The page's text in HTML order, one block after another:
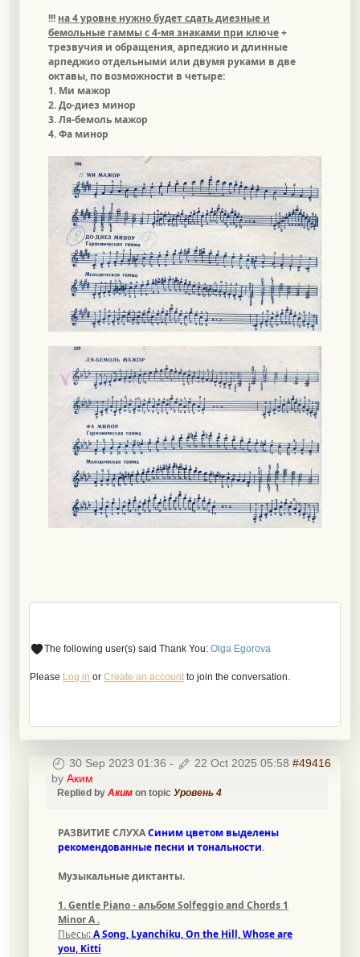
!!! на 4 уровне нужно будет сдать диезные и
бемольные гаммы с 4-мя знаками при ключе+
трезвучия и обращения, арпеджио и длинные
арпеджио отдельными или двумя руками в две
октавы, по возможности в четыре:
1. Ми мажор
2. До-диез минор
3. Ля-бемоль мажор
4. Фа минор
The following user(s) said Thank You: Olga Egorova
Please Log in or Create an accountto join the conversation.
30 Sep 2023 01:36 - 22 Oct 2025 05:58 #49416
by Аким
Replied by Аким on topic Уровень 4
РАЗВИТИЕ СЛУХАСиним цветом выделены
рекомендованные песни и тональности.
Музыкальные диктанты.
1. Gentle Piano - альбом Solfeggio and Chords 1
Minor A .
Пьесы:A Song, Lyanchiku, On the Hill, Whose are
you, Kitti